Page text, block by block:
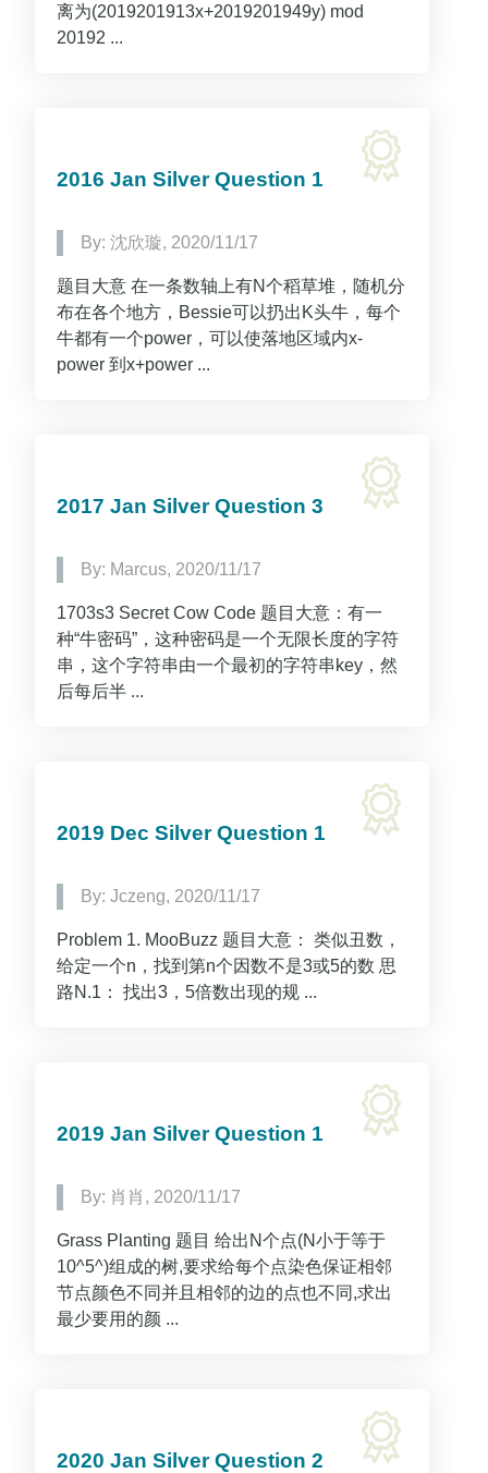
离为(2019201913x+2019201949y) mod
20192 ...
2016 Jan Silver Question 1
By: 沈欣璇, 2020/11/17
题目大意 在一条数轴上有N个稻草堆，随机分
布在各个地方，Bessie可以扔出K头牛，每个
牛都有一个power，可以使落地区域内x-
power 到x+power ...
2017 Jan Silver Question 3
By: Marcus, 2020/11/17
1703s3 Secret Cow Code 题目大意：有一
种“牛密码”，这种密码是一个无限长度的字符
串，这个字符串由一个最初的字符串key，然
后每后半 ...
2019 Dec Silver Question 1
By: Jczeng, 2020/11/17
Problem 1. MooBuzz 题目大意： 类似丑数，
给定一个n，找到第n个因数不是3或5的数 思
路N.1： 找出3，5倍数出现的规 ...
2019 Jan Silver Question 1
By: 肖肖, 2020/11/17
Grass Planting 题目 给出N个点(N小于等于
10^5^)组成的树,要求给每个点染色保证相邻
节点颜色不同并且相邻的边的点也不同,求出
最少要用的颜 ...
2020 Jan Silver Question 2